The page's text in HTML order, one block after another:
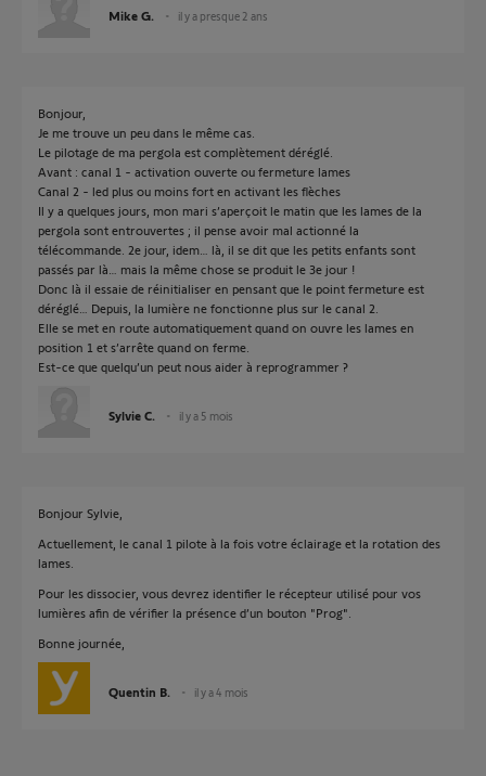
Mike G. il y a presque 2 ans
Bonjour,
Je me trouve un peu dans le même cas.
Le pilotage de ma pergola est complètement déréglé.
Avant : canal 1 - activation ouverte ou fermeture lames
Canal 2 - led plus ou moins fort en activant les flèches
Il y a quelques jours, mon mari s’aperçoit le matin que les lames de la
pergola sont entrouvertes ; il pense avoir mal actionné la
télécommande. 2e jour, idem… là, il se dit que les petits enfants sont
passés par là… mais la même chose se produit le 3e jour !
Donc là il essaie de réinitialiser en pensant que le point fermeture est
déréglé… Depuis, la lumière ne fonctionne plus sur le canal 2.
Elle se met en route automatiquement quand on ouvre les lames en
position 1 et s’arrête quand on ferme.
Est-ce que quelqu’un peut nous aider à reprogrammer ?
Sylvie C. il y a 5 mois
Bonjour Sylvie,
Actuellement, le canal 1 pilote à la fois votre éclairage et la rotation des
lames.
Pour les dissocier, vous devrez identifier le récepteur utilisé pour vos
lumières afin de vérifier la présence d’un bouton "Prog".
Bonne journée,
Quentin B. il y a 4 mois